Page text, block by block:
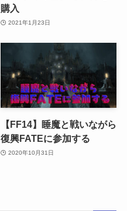
購入
2021年1月23日
【FF14】睡魔と戦いながら
復興FATEに参加する
2020年10月31日